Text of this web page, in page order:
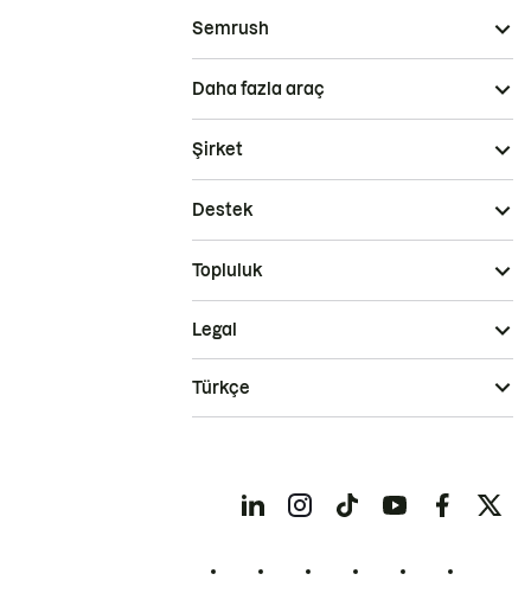
Semrush
Daha fazla araç
Şirket
Destek
Topluluk
Legal
Türkçe